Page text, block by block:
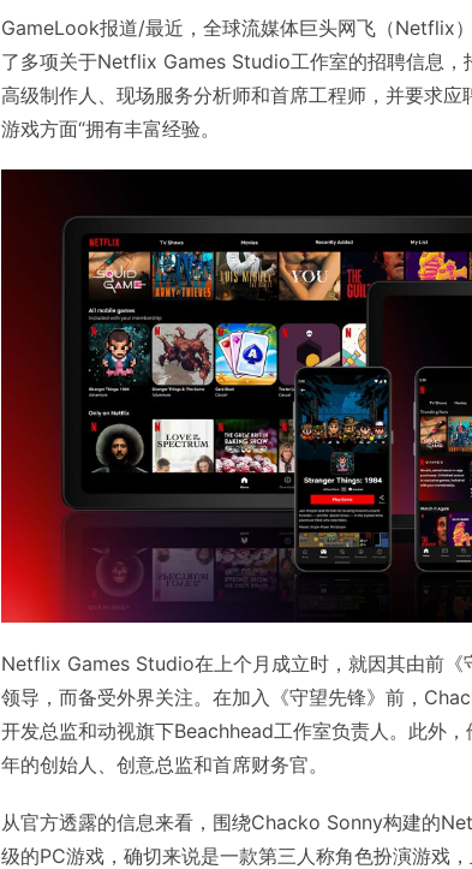
GameLook报道/最近，全球流媒体巨头网飞（Netflix
了多项关于Netflix Games Studio工作室的招聘信息，
高级制作人、现场服务分析师和首席工程师，并要求应
游戏方面“拥有丰富经验。
Netflix Games Studio在上个月成立时，就因其由前
领导，而备受外界关注。在加入《守望先锋》前，
开发总监和动视旗下Beachhead工作室负责人。此外
年的创始人、创意总监和首席财务官。
从官方透露的信息来看，围绕Chacko Sonny构建的
级的PC游戏，确切来说是一款第三人称角色扮演游戏